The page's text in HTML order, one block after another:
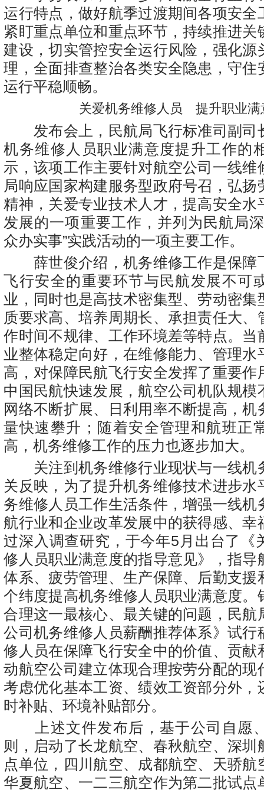
运行特点，做好航季过渡期间各项安全
紧盯重点单位和重点环节，持续推进关
建设，切实管控安全运行风险，强化源
理，全面排查整治各类安全隐患，守住
运行平稳顺畅。
关爱机务维修人员 提升职业满
发布会上，民航局飞行标准司副司
机务维修人员职业满意度提升工作的
示，该项工作主要针对航空公司一线维
局响应国家构建服务型政府号召，弘扬
精神，关爱专业技术人才，提高安全水
发展的一项重要工作，并列为民航局
众办实事”实践活动的一项主要工作。
薛世俊介绍，机务维修工作是保障
飞行安全的重要环节与民航发展不可
业，同时也是高技术密集型、劳动密集
质要求高、培养周期长、承担责任大、
作时间不规律、工作环境差等特点。当
业整体稳定向好，在维修能力、管理水
高，对保障民航飞行安全发挥了重要作
中国民航快速发展，航空公司机队规模
网络不断扩展、日利用率不断提高，机
量快速攀升；随着安全管理和航班正
高，机务维修工作的压力也逐步加大。
关注到机务维修行业现状与一线机
关反映，为了提升机务维修技术进步水
务维修人员工作生活条件，增强一线机
航行业和企业改革发展中的获得感、幸
过深入调查研究，于今年5月出台了《
修人员职业满意度的指导意见》，指导
体系、疲劳管理、生产保障、后勤支援
个纬度提高机务维修人员职业满意度。
合理这一最核心、最关键的问题，民航
公司机务维修人员薪酬推荐体系》试行
修人员在保障飞行安全中的价值、贡献
动航空公司建立体现合理按劳分配的现
考虑优化基本工资、绩效工资部分外，
时补贴、环境补贴部分。
上述文件发布后，基于公司自愿
则，启动了长龙航空、春秋航空、深圳
点单位，四川航空、成都航空、天骄航
华夏航空、一二三航空作为第二批试点